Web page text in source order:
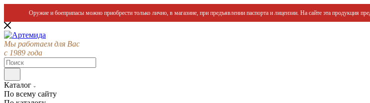
Оружие и боеприпасы можно приобрести только лично, в магазине, при предъявлении паспорта и лицензии. На сайте эта продукция
Мы работаем для Вас
с 1989 года
Каталог
По всему сайту